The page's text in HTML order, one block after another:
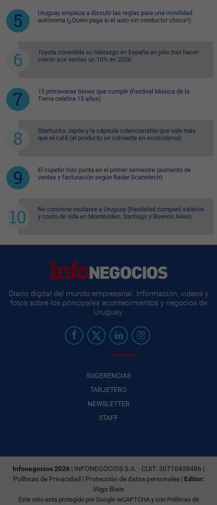
Uruguay empieza a discutir las reglas para una movilidad
autónoma (¿Quién paga si el auto sin conductor choca?)
Toyota consolida su liderazgo en España en julio tras hacer
crecer sus ventas un 10% en 2026
15 primaveras tienes que cumplir (Festival Música de la
Tierra celebra 15 años)
Starbucks Japón y la cápsula coleccionable que vale más
que el café (el producto se convierte en ecosistema)
El copetín hizo punta en el primer semestre (aumento de
ventas y facturación según Radar Scanntech)
No conviene mudarse a Uruguay (Randstad comparó salarios
y costo de vida en Montevideo, Santiago y Buenos Aires)
Diario digital del mundo empresarial. Información, videos y
fotos sobre los principales acontecimientos y negocios de
Uruguay.
SUGERENCIAS
TARJETERO
NEWSLETTER
STAFF
Infonegocios 2026 | INFONEGOCIOS S.A. · CUIT: 30710438486 |
Políticas de Privacidad | Protección de datos personales| Editor:
Iñigo Biain
Este sitio esta protegido por Google reCAPTCHA y con Políticas de